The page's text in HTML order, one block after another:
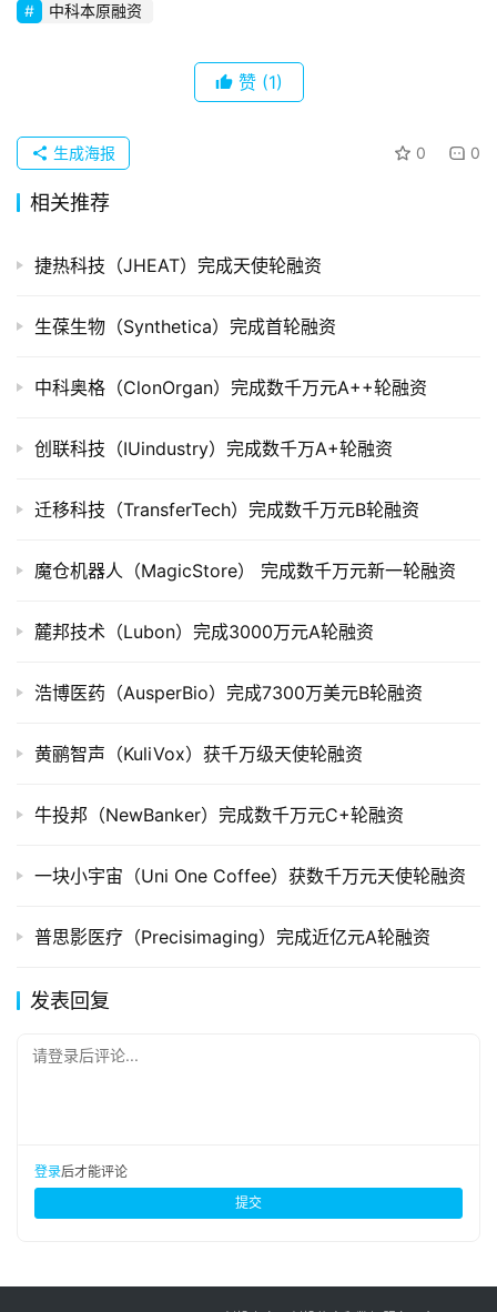
品
并
购
组
公
司
市
创
数
业
学
登录
中科本原融资
赞 (1)
0 0
生成海报
相关推荐
捷热科技（JHEAT）完成天使轮融资
生葆生物（Synthetica）完成首轮融资
中科奥格（ClonOrgan）完成数千万元A++轮融资
创联科技（IUindustry）完成数千万A+轮融资
迁移科技（TransferTech）完成数千万元B轮融资
魔仓机器人（MagicStore） 完成数千万元新一轮融资
麓邦技术（Lubon）完成3000万元A轮融资
浩博医药（AusperBio）完成7300万美元B轮融资
黄鹂智声（KuliVox）获千万级天使轮融资
牛投邦（NewBanker）完成数千万元C+轮融资
一块小宇宙（Uni One Coffee）获数千万元天使轮融资
普思影医疗（Precisimaging）完成近亿元A轮融资
发表回复
请登录后评论...
登录后才能评论
提交